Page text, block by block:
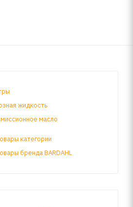
жидкость
масло
категории
бренда BARDAHL